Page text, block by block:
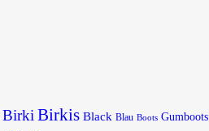
BirkiBirkis Black Blau Boots Gumboots